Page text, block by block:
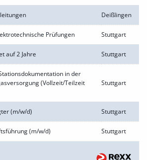
Deißlingen
Prüfungen Stuttgart
auf 2 Jahre Stuttgart
in der
(Vollzeit/Teilzeit
Stuttgart
(m/w/d) Stuttgart
(m/w/d) Stuttgart